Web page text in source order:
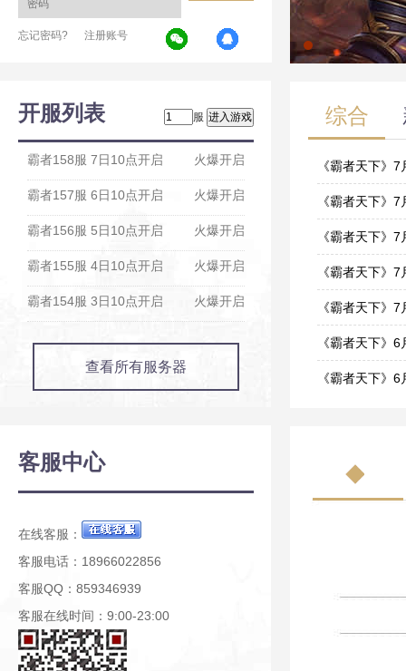
忘记密码? 注册账号
开服列表 服
火爆开启
霸者158服 7日10点开启
火爆开启
霸者157服 6日10点开启
火爆开启
霸者156服 5日10点开启
火爆开启
霸者155服 4日10点开启
火爆开启
霸者154服 3日10点开启
查看所有服务器
客服中心
在线客服：
客服电话：18966022856
客服QQ：859346939
客服在线时间：9:00-23:00
综合
《霸者天下》
07-30
《霸者天下》
07-23
《霸者天下》
07-22
《霸者天下》
07-15
《霸者天下》
07-02
《霸者天下》
06-17
《霸者天下》
《霸者天下》